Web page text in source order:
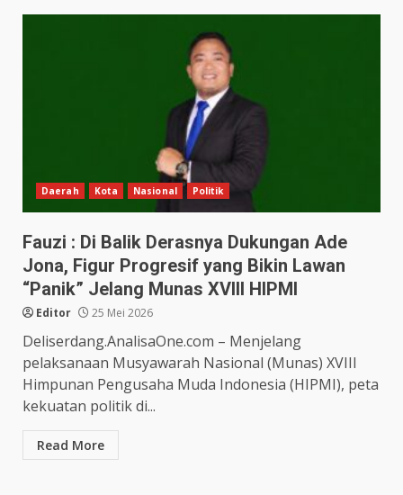
Daerah Kota Nasional Politik
Fauzi : Di Balik Derasnya Dukungan Ade
Jona, Figur Progresif yang Bikin Lawan
“Panik” Jelang Munas XVIII HIPMI
Editor 25 Mei 2026
Deliserdang.AnalisaOne.com – Menjelang
pelaksanaan Musyawarah Nasional (Munas) XVIII
Himpunan Pengusaha Muda Indonesia (HIPMI), peta
kekuatan politik di...
Read More